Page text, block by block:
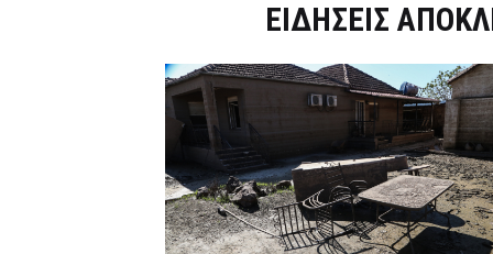
ΕΙΔΗΣΕΙΣ